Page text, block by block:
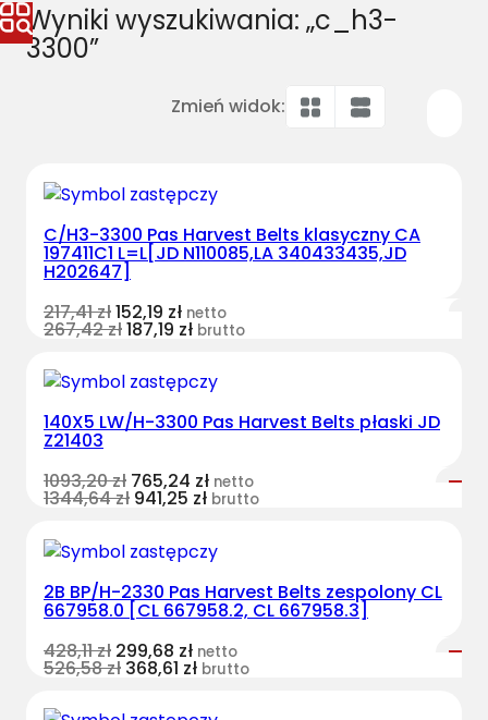
Wyniki wyszukiwania: „c_h3-
3300”
Zmień widok:
C/H3-3300 Pas Harvest Belts klasyczny CA
197411C1 L=L[JD N110085,LA 340433435,JD
H202647]
217,41zł152,19 zł netto
267,42zł187,19 zł brutto
140X5 LW/H-3300 Pas Harvest Belts płaski JD
Z21403
1093,20zł 765,24 zł netto
1344,64zł 941,25 zł brutto
2B BP/H-2330 Pas Harvest Belts zespolony CL
667958.0 [CL 667958.2, CL 667958.3]
428,11zł 299,68 zł netto
526,58zł 368,61 zł brutto